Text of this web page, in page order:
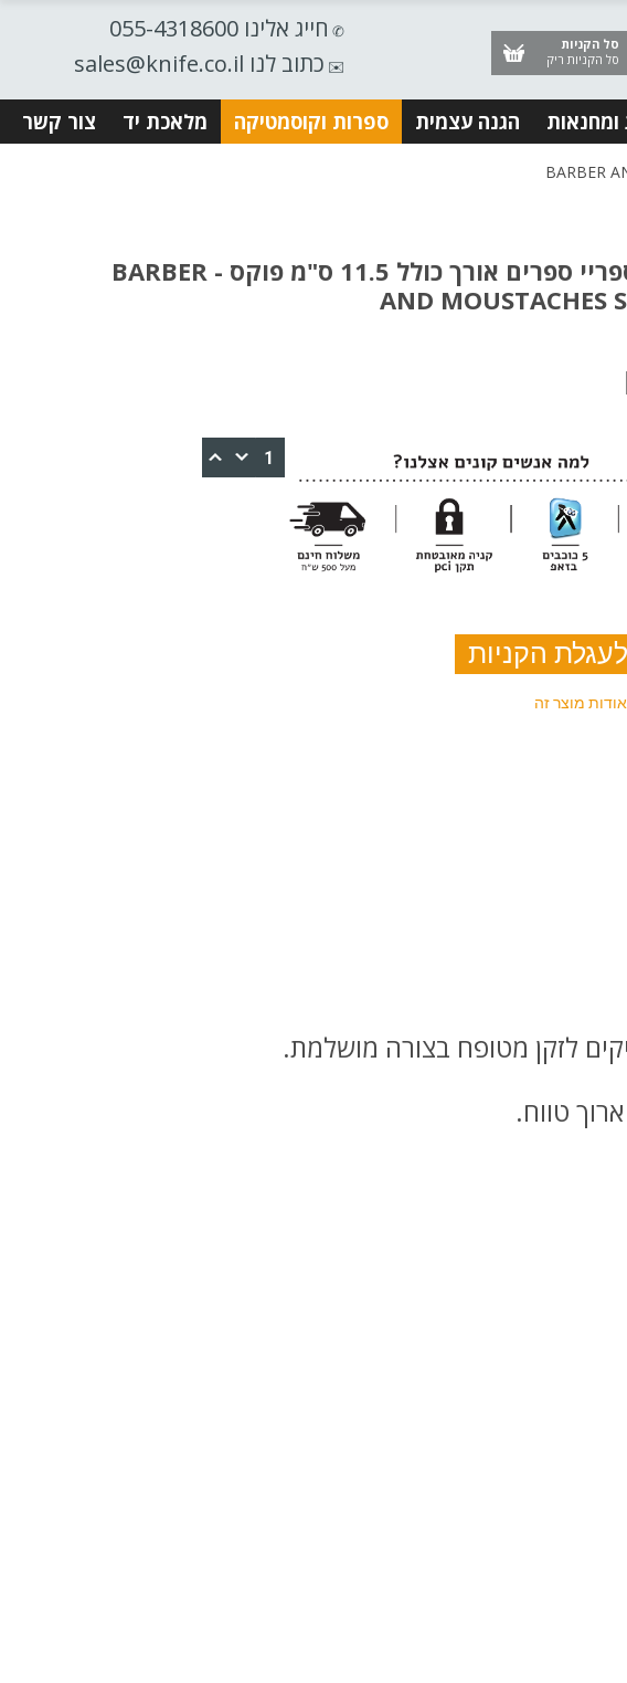
✆ חייג אלינו 055-4318600
✉️ כתוב לנו sales@knife.co.il
סל הקניות
סל הקניות ריק
ומחנאות הגנה עצמית ספרות וקוסמטיקה מלאכת יד צור קשר
FOX - מספריי ספרים אורך כולל 11.5 ס"מ פוקס - BARBER
AND MOUSTACHES
מוצר זה
לזקן מטופח בצורה מושלמת.
טווח.